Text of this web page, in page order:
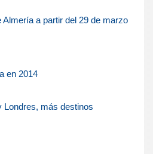
Almería a partir del 29 de marzo
en 2014
Londres, más destinos